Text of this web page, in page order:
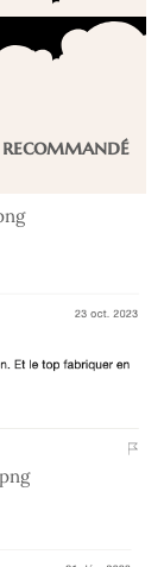
recommandé